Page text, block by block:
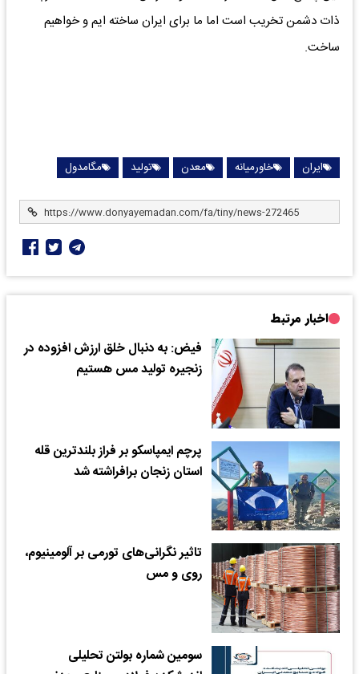
ذات دشمن تخریب است اما ما برای ایران ساخته ایم و خواهیم
ساخت.
ایران خاورمیانه معدن تولید مگامدول
اخبار مرتبط
فیض: به دنبال خلق ارزش افزوده در
زنجیره تولید مس هستیم
پرچم ایمپاسکو بر فراز بلندترین قله
استان زنجان برافراشته شد
تاثیر نگرانی‌های تورمی بر آلومینیوم،
روی و مس
سومین شماره بولتن تحلیلی